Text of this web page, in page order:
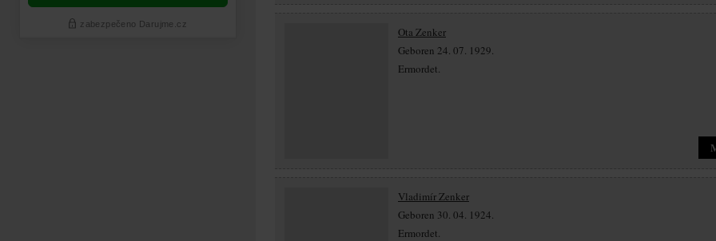
Ota Zenker
Geboren 24. 07. 1929.
Ermordet.
Vladimír Zenker
Geboren 30. 04. 1924.
Ermordet.